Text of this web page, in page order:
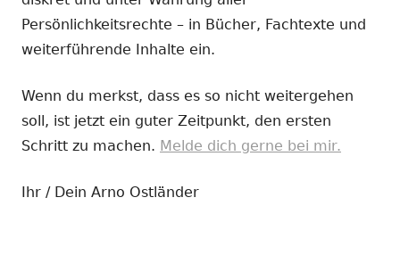
Persönlichkeitsrechte – in Bücher, Fachtexte und
weiterführende Inhalte ein.
Wenn du merkst, dass es so nicht weitergehen
soll, ist jetzt ein guter Zeitpunkt, den ersten
Schritt zu machen. Melde dich gerne bei mir.
Ihr / Dein Arno Ostländer